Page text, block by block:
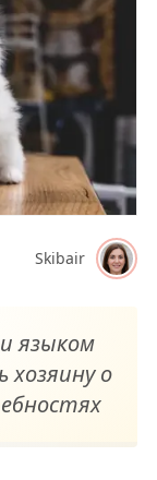
Skibair
языком
о